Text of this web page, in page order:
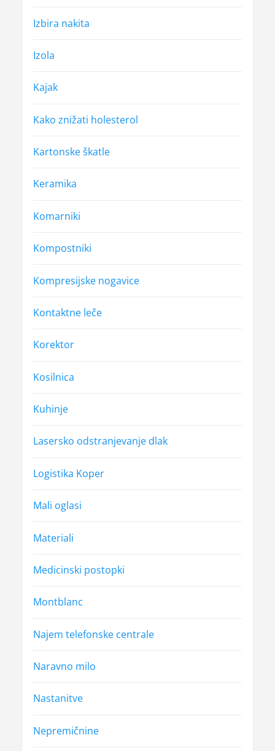
Izbira nakita
Izola
Kajak
Kako znižati holesterol
Kartonske škatle
Keramika
Komarniki
Kompostniki
Kompresijske nogavice
Kontaktne leče
Korektor
Kosilnica
Kuhinje
Lasersko odstranjevanje dlak
Logistika Koper
Mali oglasi
Materiali
Medicinski postopki
Montblanc
Najem telefonske centrale
Naravno milo
Nastanitve
Nepremičnine